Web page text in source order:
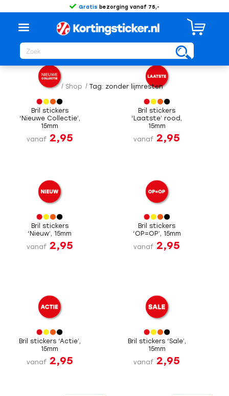
Gratis bezorging vanaf 75,-
/ Shop / Tag: zonder lijmresten
Sorteer opStandaard
Bril stickers
‘Nieuwe Collectie’,
15mm
vanaf 2,95
Bril stickers
‘Laatste’ rood,
15mm
vanaf 2,95
Bril stickers
‘Nieuw’, 15mm
vanaf 2,95
Bril stickers
‘OP=OP’, 15mm
vanaf 2,95
Bril stickers ‘Actie’,
15mm
vanaf 2,95
Bril stickers ‘Sale’,
15mm
vanaf 2,95